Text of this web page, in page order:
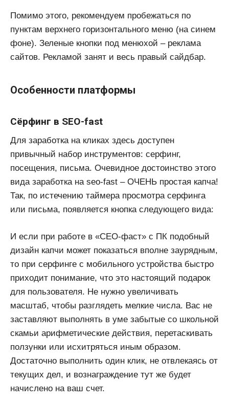
Помимо этого, рекомендуем пробежаться по
пунктам верхнего горизонтального меню (на синем
фоне). Зеленые кнопки под менюхой – реклама
сайтов. Рекламой занят и весь правый сайдбар.
Особенности платформы
Сёрфинг в SEO-fast
Для заработка на кликах здесь доступен
привычный набор инструментов: серфинг,
посещения, письма. Очевидное достоинство этого
вида заработка на seo-fast – ОЧЕНЬ простая капча!
Так, по истечению таймера просмотра серфинга
или письма, появляется кнопка следующего вида:
И если при работе в «СЕО-фаст» с ПК подобный
дизайн капчи может показаться вполне заурядным,
то при серфинге с мобильного устройства быстро
приходит понимание, что это настоящий подарок
для пользователя. Не нужно увеличивать
масштаб, чтобы разглядеть мелкие числа. Вас не
заставляют выполнять в уме забытые со школьной
скамьи арифметические действия, перетаскивать
ползунки или исхитряться иным образом.
Достаточно выполнить один клик, не отвлекаясь от
текущих дел, и вознаграждение тут же будет
начислено на ваш счет.